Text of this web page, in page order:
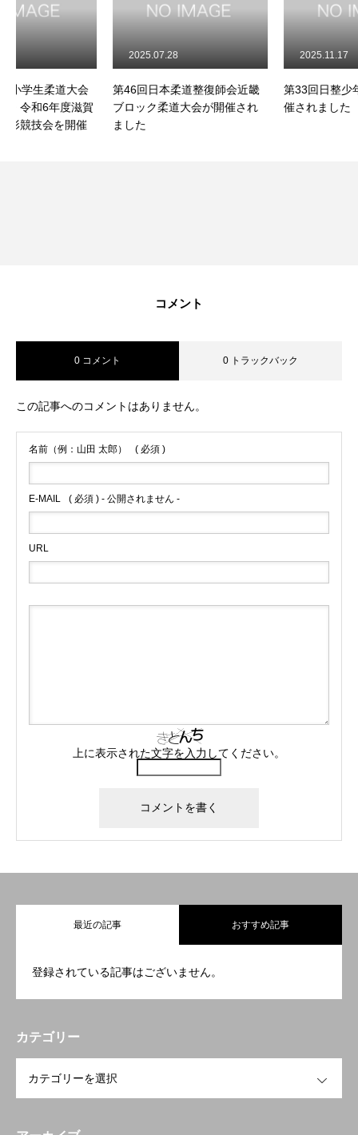
第46回日本柔道整復師会近畿
ブロック柔道大会が開催され
ました
第33回日整少年柔道大会が開
催されました
コメント
0 コメント 0 トラックバック
この記事へのコメントはありません。
名前（例：山田 太郎） ( 必須 )
E-MAIL ( 必須 ) - 公開されません -
URL
上に表示された文字を入力してください。
最近の記事 おすすめ記事
登録されている記事はございません。
カテゴリー